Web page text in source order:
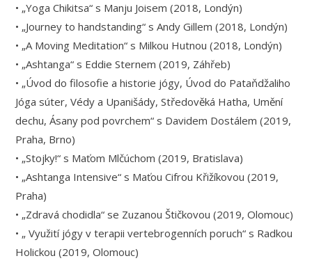
• „Yoga Chikitsa“ s Manju Joisem (2018, Londýn)
• „Journey to handstanding“ s Andy Gillem (2018, Londýn)
• „A Moving Meditation“ s Milkou Hutnou (2018, Londýn)
• „Ashtanga“ s Eddie Sternem (2019, Záhřeb)
• „Úvod do filosofie a historie jógy, Úvod do Pataňdžaliho
Jóga súter, Védy a Upanišády, Středověká Hatha, Umění
dechu, Ásany pod povrchem“ s Davidem Dostálem (2019,
Praha, Brno)
• „Stojky!“ s Maťom Mlčúchom (2019, Bratislava)
• „Ashtanga Intensive“ s Maťou Cifrou Křižíkovou (2019,
Praha)
• „Zdravá chodidla“ se Zuzanou Štičkovou (2019, Olomouc)
• „ Využití jógy v terapii vertebrogenních poruch“ s Radkou
Holickou (2019, Olomouc)